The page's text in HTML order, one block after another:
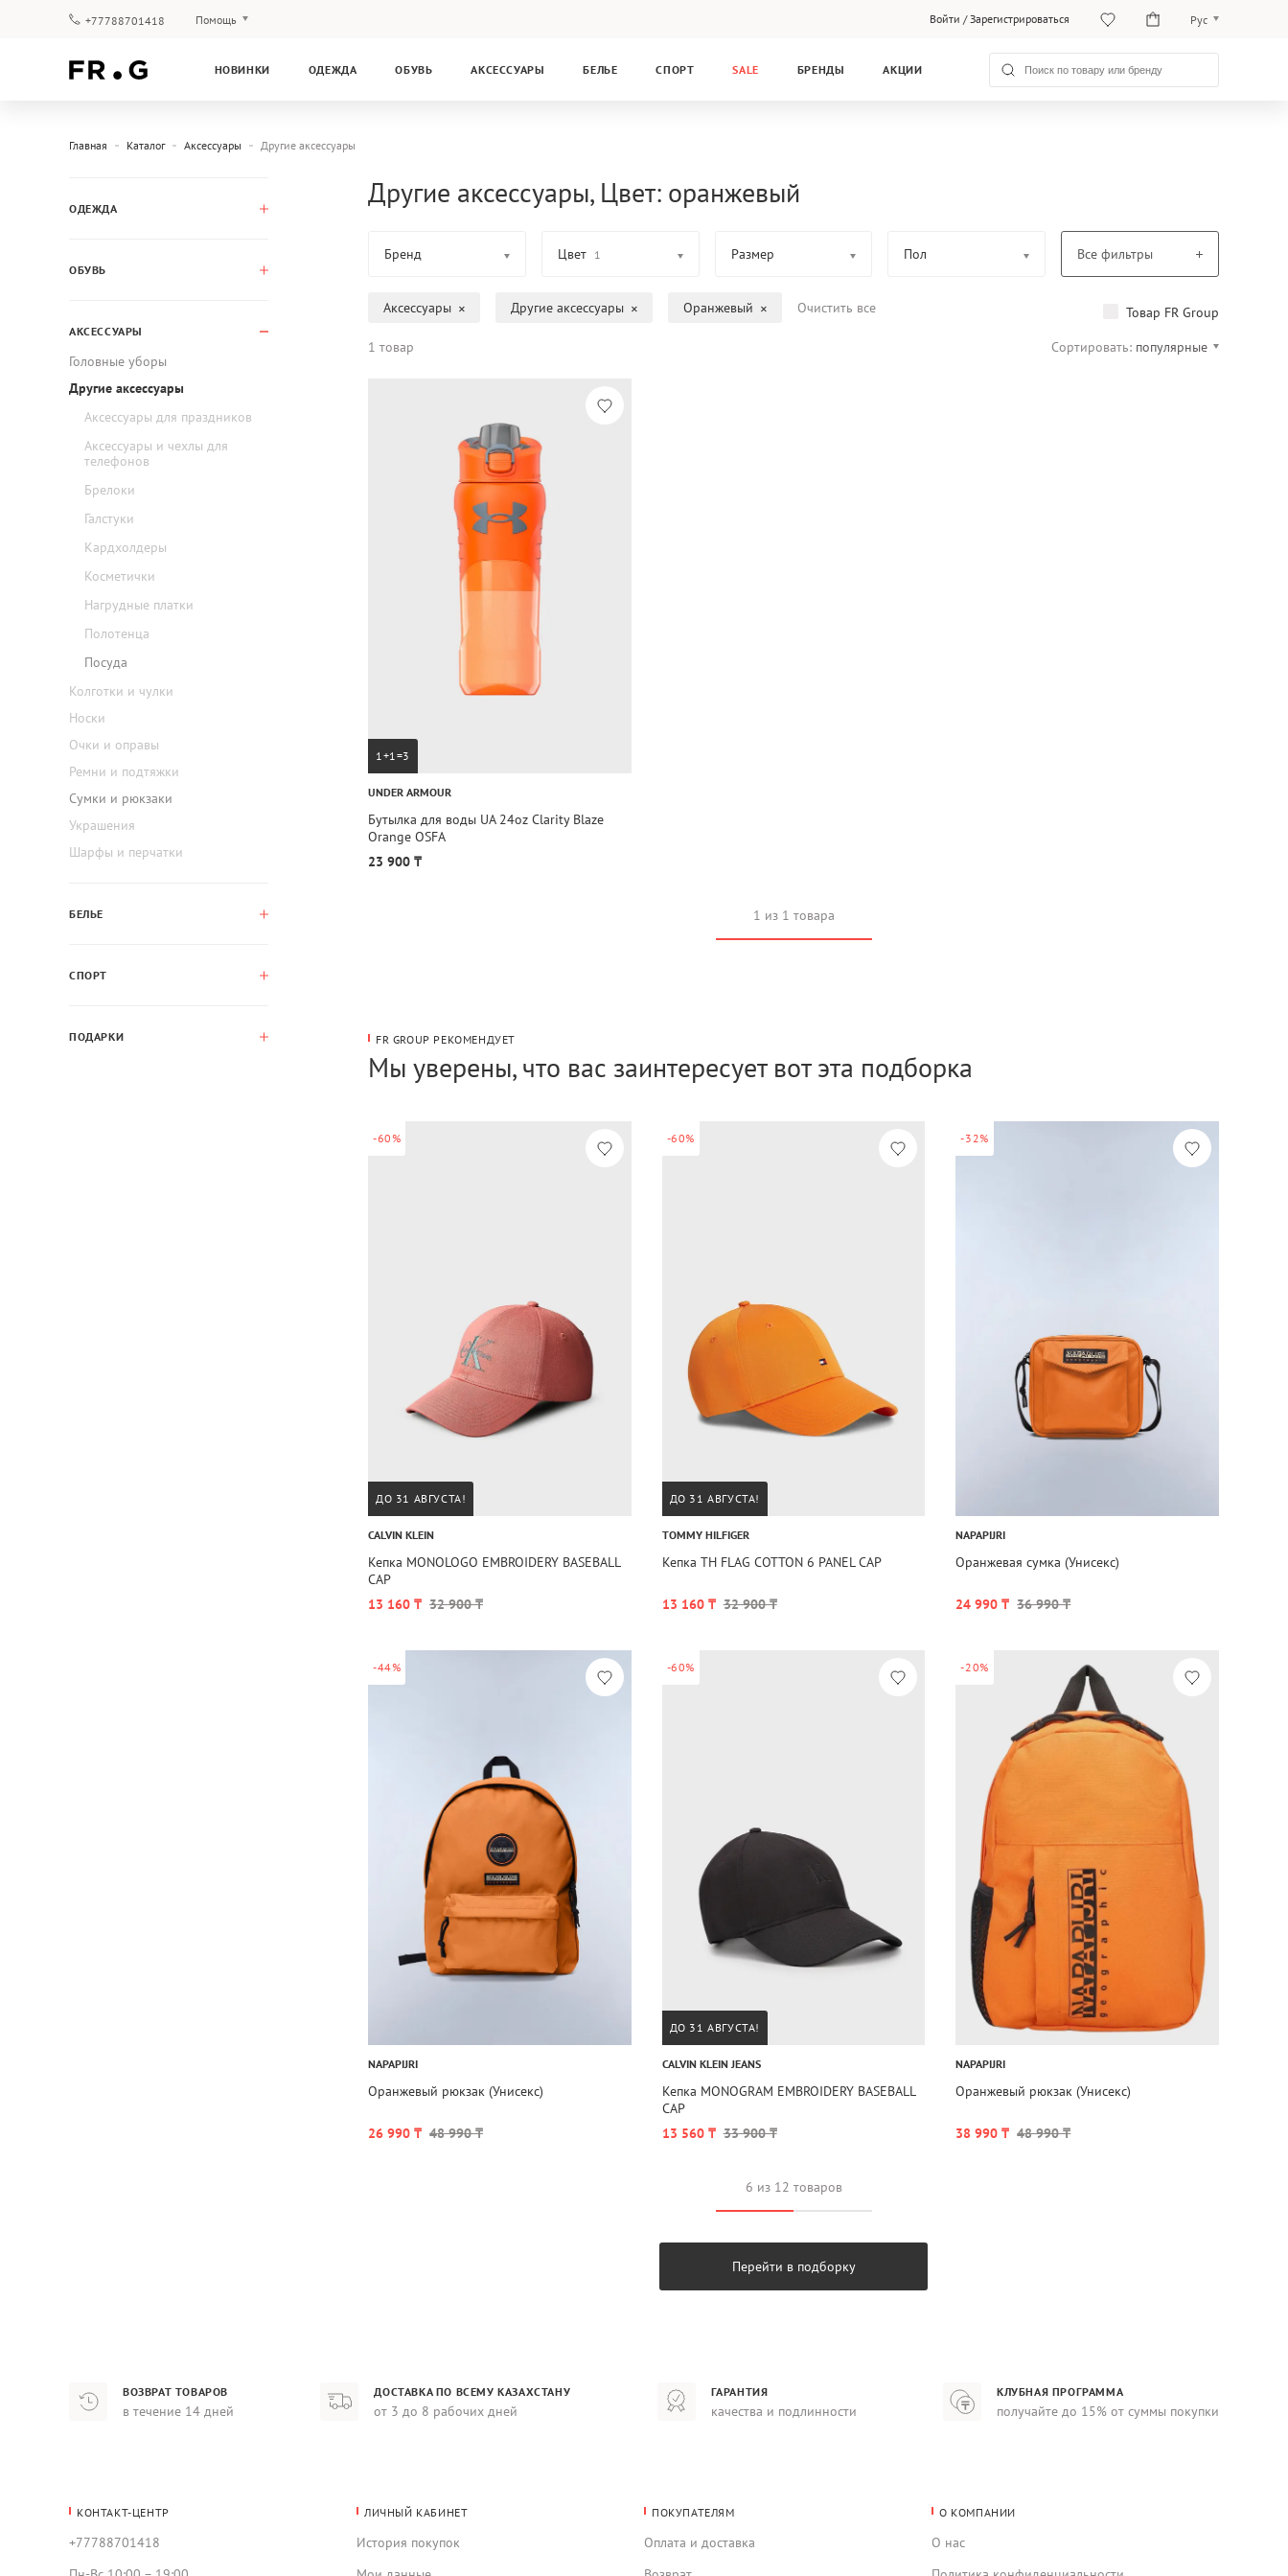
+77788701418 Помощь Войти /Зарегистрироваться Рус
Қаз
НОВИНКИ ОДЕЖДА ОБУВЬ АКСЕССУАРЫ БЕЛЬЕ СПОРТ SALE БРЕНДЫ АКЦИИ
Главная Каталог Аксессуары Другие аксессуары
ОДЕЖДА
ОБУВЬ
АКСЕССУАРЫ
Головные уборы
Другие аксессуары
Аксессуары для праздников
Аксессуары и чехлы для
телефонов
Брелоки
Галстуки
Кардхолдеры
Косметички
Нагрудные платки
Полотенца
Посуда
Колготки и чулки
Носки
Очки и оправы
Ремни и подтяжки
Сумки и рюкзаки
Украшения
Шарфы и перчатки
БЕЛЬЕ
СПОРТ
ПОДАРКИ
Другие аксессуары, Цвет: оранжевый
Бренд Цвет 1 Размер Пол Все фильтры
Аксессуары Другие аксессуары Оранжевый Очистить все
Товар FR Group
1 товар
Сортировать: популярные
1+1=3
UNDER ARMOUR
Бутылка для воды UA 24oz Clarity Blaze
Orange OSFA
23 900 ₸
1 из 1 товара
FR GROUP РЕКОМЕНДУЕТ
Мы уверены, что вас заинтересует вот эта подборка
-60%
ДО 31 АВГУСТА!
CALVIN KLEIN
Кепка MONOLOGO EMBROIDERY BASEBALL
CAP
13 160 ₸ 32 900 ₸
-60%
ДО 31 АВГУСТА!
TOMMY HILFIGER
Кепка TH FLAG COTTON 6 PANEL CAP
13 160 ₸ 32 900 ₸
-32%
NAPAPIJRI
Оранжевая сумка (Унисекс)
24 990 ₸ 36 990 ₸
-44%
NAPAPIJRI
Оранжевый рюкзак (Унисекс)
26 990 ₸ 48 990 ₸
-60%
ДО 31 АВГУСТА!
CALVIN KLEIN JEANS
Кепка MONOGRAM EMBROIDERY BASEBALL
CAP
13 560 ₸ 33 900 ₸
-20%
NAPAPIJRI
Оранжевый рюкзак (Унисекс)
38 990 ₸ 48 990 ₸
6 из 12 товаров
Перейти в подборку
ВОЗВРАТ ТОВАРОВ
в течение 14 дней
ДОСТАВКА ПО ВСЕМУ КАЗАХСТАНУ
от 3 до 8 рабочих дней
ГАРАНТИЯ
качества и подлинности
КЛУБНАЯ ПРОГРАММА
получайте до 15% от суммы покупки
КОНТАКТ-ЦЕНТР
+77788701418
ЛИЧНЫЙ КАБИНЕТ
История покупок
ПОКУПАТЕЛЯМ
Оплата и доставка
О КОМПАНИИ
О нас